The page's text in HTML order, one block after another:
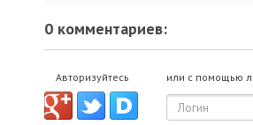
0 комментариев:
Авторизуйтесь или с помощью